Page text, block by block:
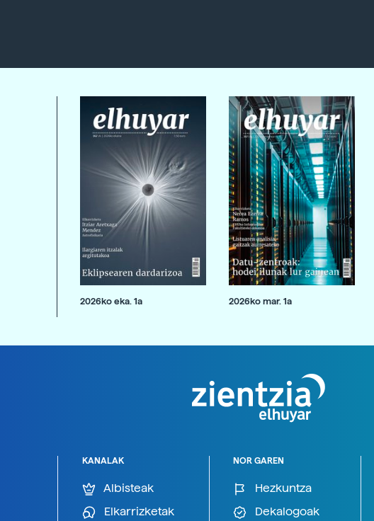
2026ko eka. 1a 2026ko mar. 1a
KANALAK
Albisteak
Elkarrizketak
NOR GAREN
Hezkuntza
Dekalogoak